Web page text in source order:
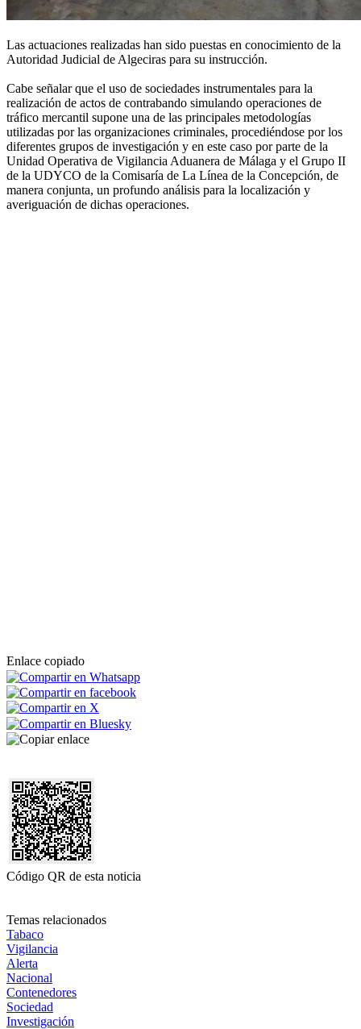
Las actuaciones realizadas han sido puestas en conocimiento de la
Autoridad Judicial de Algeciras para su instrucción.
Cabe señalar que el uso de sociedades instrumentales para la
realización de actos de contrabando simulando operaciones de
tráfico mercantil supone una de las principales metodologías
utilizadas por las organizaciones criminales, procediéndose por los
diferentes grupos de investigación y en este caso por parte de la
Unidad Operativa de Vigilancia Aduanera de Málaga y el Grupo II
de la UDYCO de la Comisaría de La Línea de la Concepción, de
manera conjunta, un profundo análisis para la localización y
averiguación de dichas operaciones.
Enlace copiado
Código QR de esta noticia
Temas relacionados
Tabaco
Vigilancia
Alerta
Nacional
Contenedores
Sociedad
Investigación